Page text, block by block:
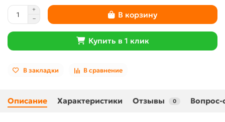
В корзину
Купить в 1 клик
В закладки В сравнение
Описание Характеристики Отзывы 0 Вопрос-